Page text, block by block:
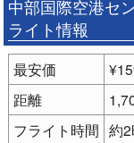
中部国際空港セ
ライト情報
最安価
距離
フライト時間 約